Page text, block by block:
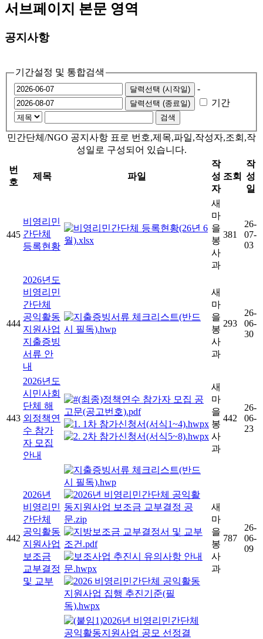
서브페이지 본문 영역
공지사항
기간설정 및 통합검색
달력선택 (시작일) -
달력선택 (종료일) 기간
민간단체/NGO 공지사항 표로 번호,제목,파일,작성자,조회,작
성일로 구성되어 있습니다.
번
호
제목 파일
작
성
자
조회
작
성
일
445
비영리민
간단체
등록현황
새
마
을
봉
사
과
381
26-
07-
03
444
2026년도
비영리민
간단체
공익활동
지원사업
지출증빙
서류 안
내
새
마
을
봉
사
과
293
26-
06-
30
443
2026년도
시민사회
단체 해
외정책연
수 참가
자 모집
안내
새
마
을
봉
사
과
442
26-
06-
23
442
2026년
비영리민
간단체
공익활동
지원사업
보조금
교부결정
및 교부
새
마
을
봉
사
과
787
26-
06-
09